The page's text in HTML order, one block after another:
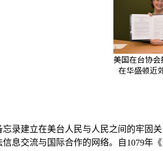
美国在台协
在华盛顿近
忘录建立在美台人民与人民之间的牢固
信息交流与国际合作的网络。自 1079年